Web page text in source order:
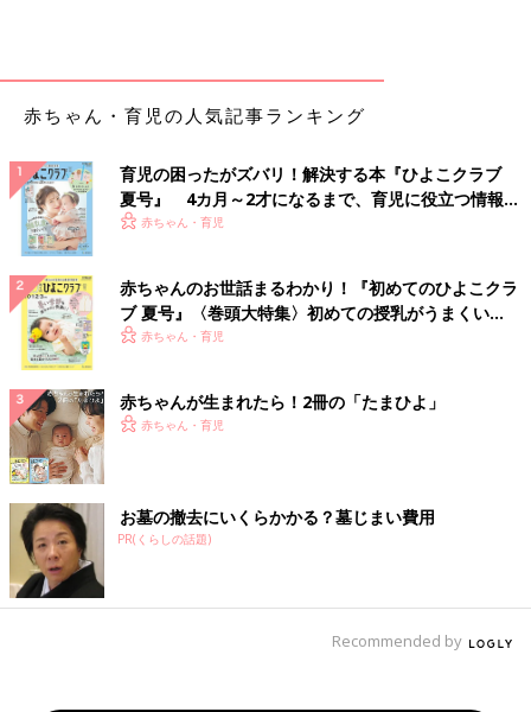
赤ちゃん・育児の人気記事ランキング
育児の困ったがズバリ！解決する本『ひよこクラブ
夏号』 4カ月～2才になるまで、育児に役立つ情報が
いっぱい！
赤ちゃん・育児
赤ちゃんのお世話まるわかり！『初めてのひよこクラ
ブ 夏号』〈巻頭大特集〉初めての授乳がうまくい
く！ おっぱい・ミルクの基本と夏のトラブル 解決テ
赤ちゃん・育児
赤ちゃんが生まれたら！2冊の「たまひよ」
赤ちゃん・育児
お墓の撤去にいくらかかる？墓じまい費用
PR(くらしの話題)
Recommended by